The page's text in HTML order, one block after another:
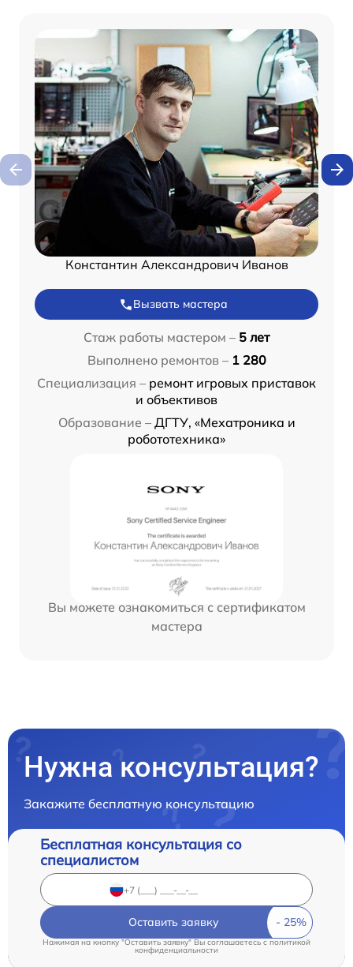
Константин Александрович Иванов
Вызвать мастера
Стаж работы мастером – 5 лет
Выполнено ремонтов – 1 280
Специализация – ремонт игровых приставок
и объективов
Образование – ДГТУ, «Мехатроника и
робототехника»
Вы можете ознакомиться с сертификатом
мастера
Нужна консультация?
Закажите бесплатную консультацию
Бесплатная консультация со
специалистом
Оставить заявку
Нажимая на кнопку "Оставить заявку" Вы соглашаетесь c политикой
конфиденциальности